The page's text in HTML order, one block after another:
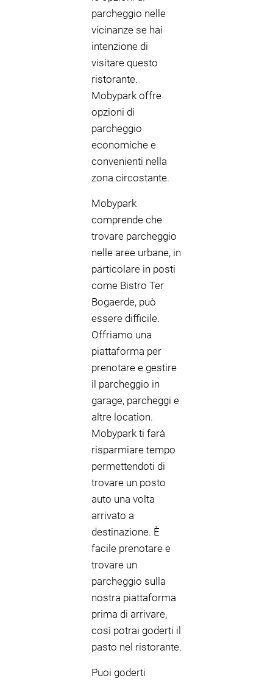
parcheggio nelle
vicinanze se hai
intenzione di
visitare questo
ristorante.
Mobypark offre
opzioni di
parcheggio
economiche e
convenienti nella
zona circostante.
Mobypark
comprende che
trovare parcheggio
nelle aree urbane, in
particolare in posti
come Bistro Ter
Bogaerde, può
essere difficile.
Offriamo una
piattaforma per
prenotare e gestire
il parcheggio in
garage, parcheggi e
altre location.
Mobypark ti farà
risparmiare tempo
permettendoti di
trovare un posto
auto una volta
arrivato a
destinazione. È
facile prenotare e
trovare un
parcheggio sulla
nostra piattaforma
prima di arrivare,
così potrai goderti il
pasto nel ristorante.
Puoi goderti